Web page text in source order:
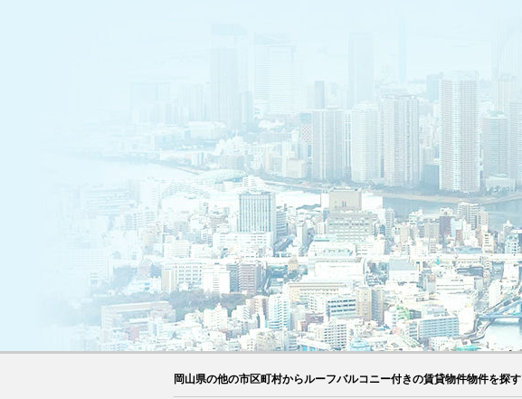
岡山県の他の市区町村からルーフバルコニー付きの賃貸物件物件を探す